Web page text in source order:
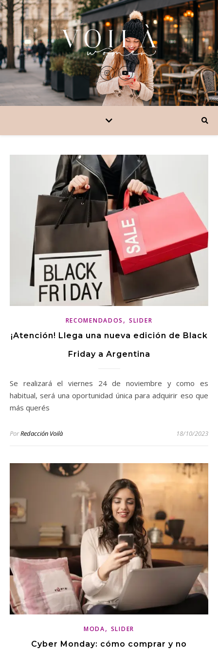
RECOMENDADOS ,SLIDER
¡Atención! Llega una nueva edición de Black
Friday a Argentina
Se realizará el viernes 24 de noviembre y como es
habitual, será una oportunidad única para adquirir eso que
más querés
PorRedacción Voilà 18/10/2023
MODA, SLIDER
Cyber Monday: cómo comprar y no